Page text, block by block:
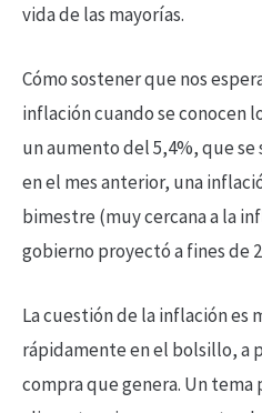
vida de las mayorías.
Cómo sostener que nos
inflación cuando se conocen
un aumento del 5,4%, que
en el mes anterior, una
bimestre (muy cercana a la
gobierno proyectó a fines de
La cuestión de la inflación es
rápidamente en el bolsillo, a
compra que genera. Un